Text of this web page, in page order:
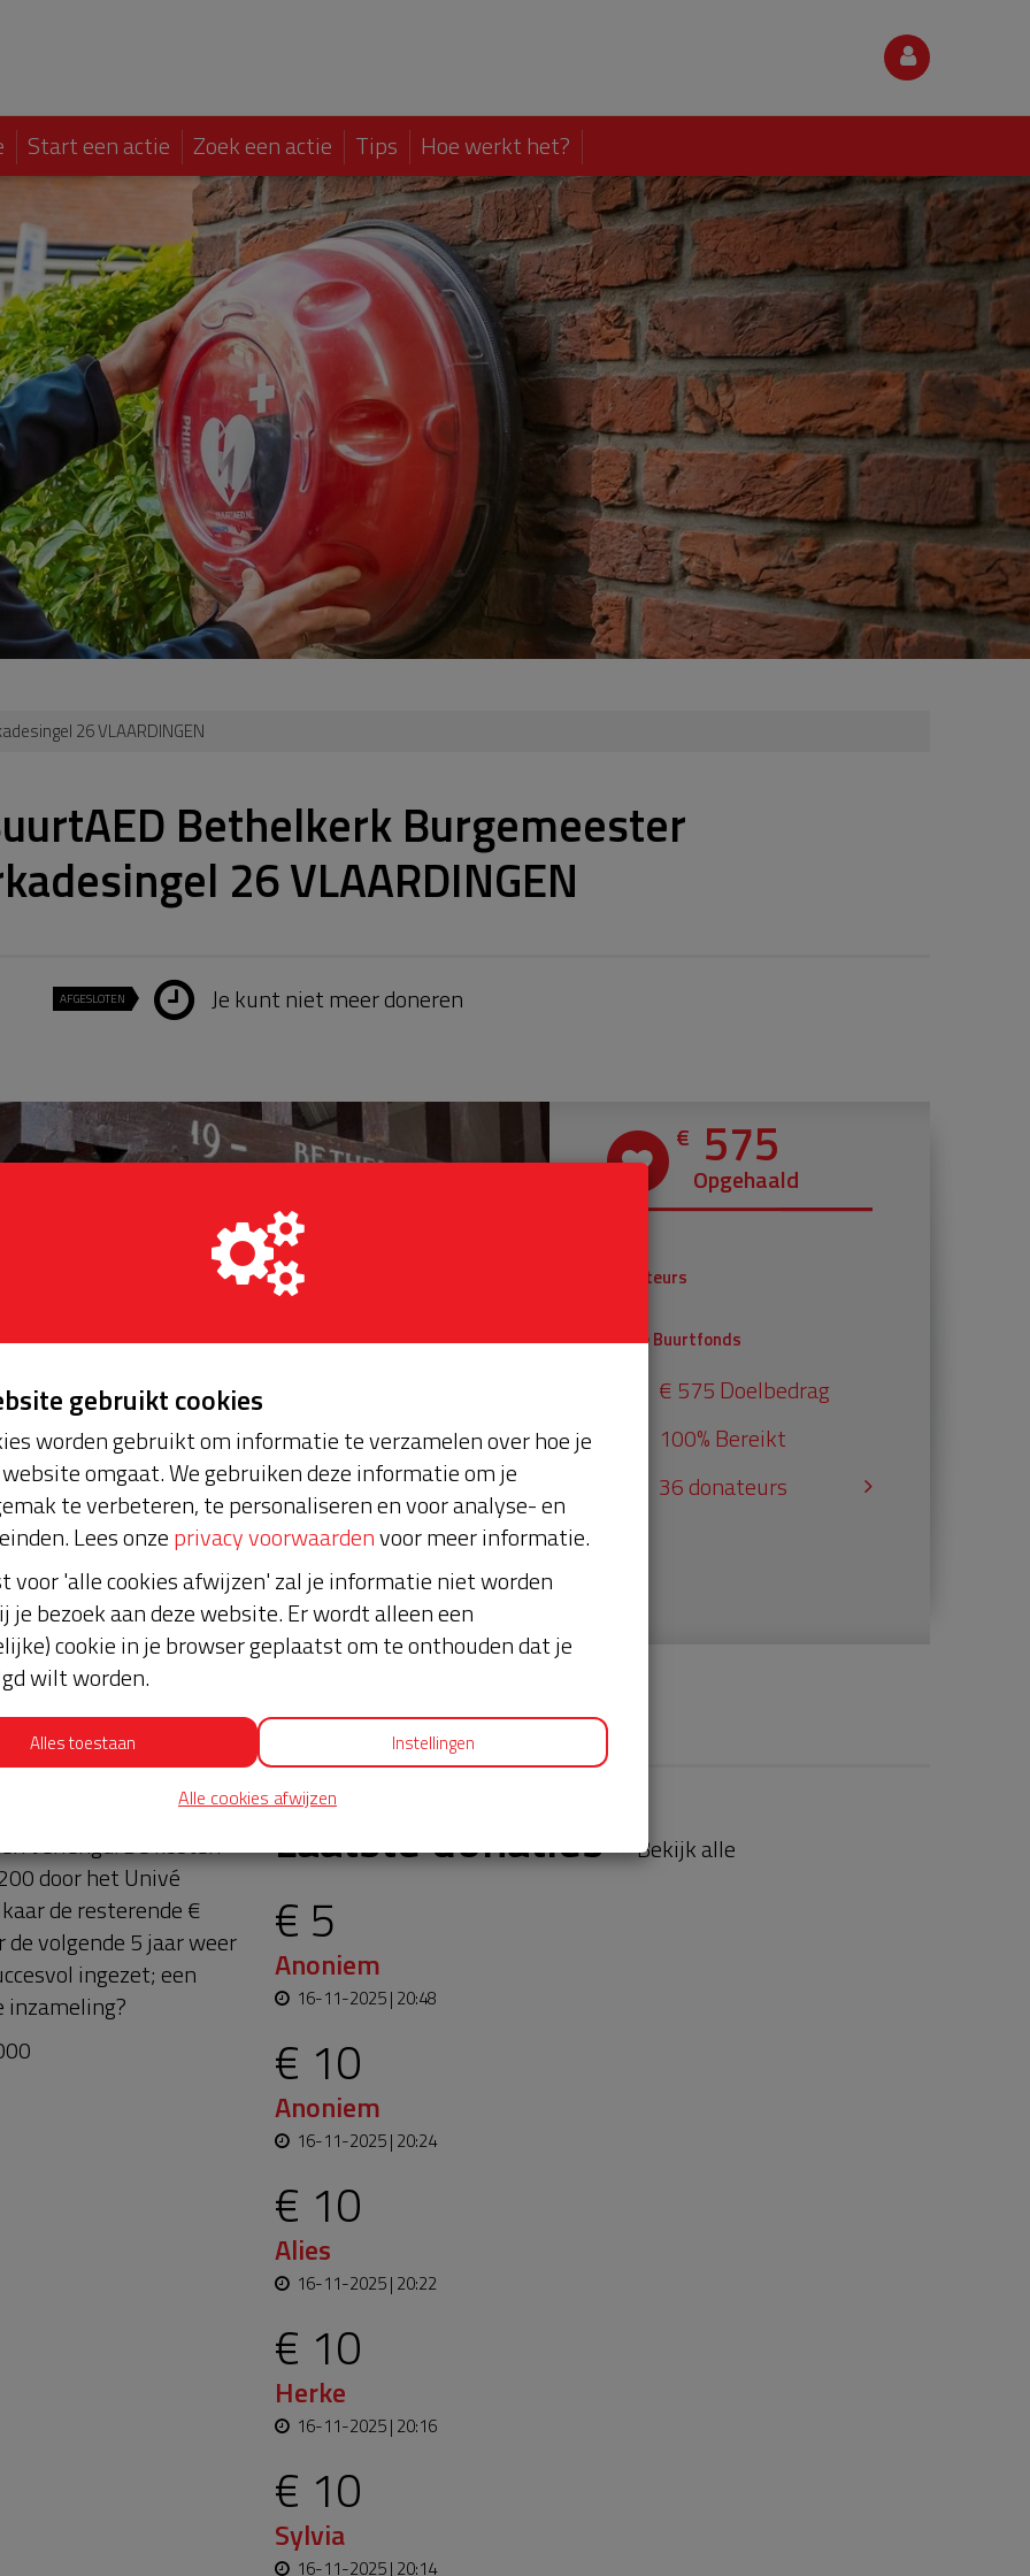
Start een actie Zoek een actie Tips Hoe werkt het?
26 VLAARDINGEN
Bethelkerk Burgemeester
26 VLAARDINGEN
AFGESLOTEN Je kunt niet meer doneren
€ 575
Opgehaald
Donateurs
Univé Buurtfonds
€ 575 Doelbedrag
100% Bereikt
36 donateurs
aan de muur van
verlengd. De kosten
door het Univé
de resterende €
volgende 5 jaar weer
ingezet; een
inzameling?
Laatste donaties Bekijk alle
€ 5
Anoniem
16-11-2025 | 20:48
€ 10
Anoniem
16-11-2025 | 20:24
€ 10
Alies
16-11-2025 | 20:22
€ 10
Herke
16-11-2025 | 20:16
€ 10
Sylvia
16-11-2025 | 20:14
gebruikt cookies
worden gebruikt om informatie te verzamelen over hoe je
omgaat. We gebruiken deze informatie om je
te verbeteren, te personaliseren en voor analyse- en
Lees onzeprivacy voorwaardenvoor meer informatie.
voor 'alle cookies afwijzen' zal je informatie niet worden
je bezoek aan deze website. Er wordt alleen een
cookie in je browser geplaatst om te onthouden dat je
wilt worden.
Alles toestaan Instellingen
Alle cookies afwijzen